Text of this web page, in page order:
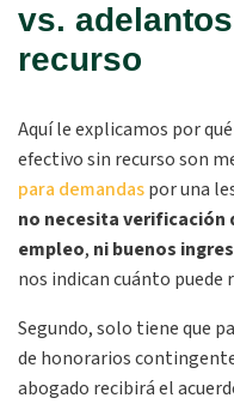
vs.
recurso
Aquí le explicamos por
efectivo sin recurso son
para demandaspor una
no necesita verificación
empleo, ni buenos
nos indican cuánto puede
Segundo, solo tiene que
de honorarios
abogado recibirá el